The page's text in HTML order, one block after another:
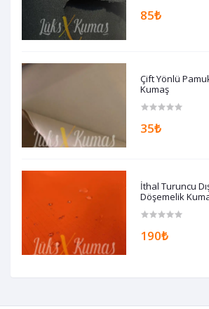
85₺
Çift Yönlü
Kumaş
35₺
İthal Turuncu
Döşemelik
190₺